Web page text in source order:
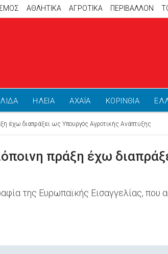
ΑΘΛΗΤΙΚΆ ΑΓΡΟΤΙΚΑ ΠΕΡΙΒΑΛΛΟΝ
ΗΛΕΙΑ ΑΧΑΪΑ ΚΟΡΙΝΘΙΑ
έχω διαπράξει ως Υπουργός Αγροτικής Ανάπτυξης
πράξη έχω
της Ευρωπαϊκής Εισαγγελίας,